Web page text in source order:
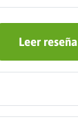
Leer reseña